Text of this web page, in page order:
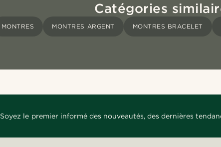
Catégories
MONTRES MONTRES ARGENT MONTRES BRACELET
Soyez le premier informé des nouveautés, des dernières